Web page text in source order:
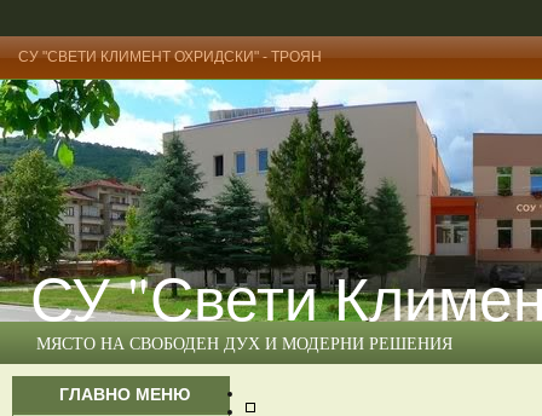
СУ "СВЕТИ КЛИМЕНТ ОХРИДСКИ" - ТРОЯН
СУ "Свети
МЯСТО НА СВОБОДЕН ДУХ И МОДЕРНИ РЕШЕНИЯ
ГЛАВНО МЕНЮ